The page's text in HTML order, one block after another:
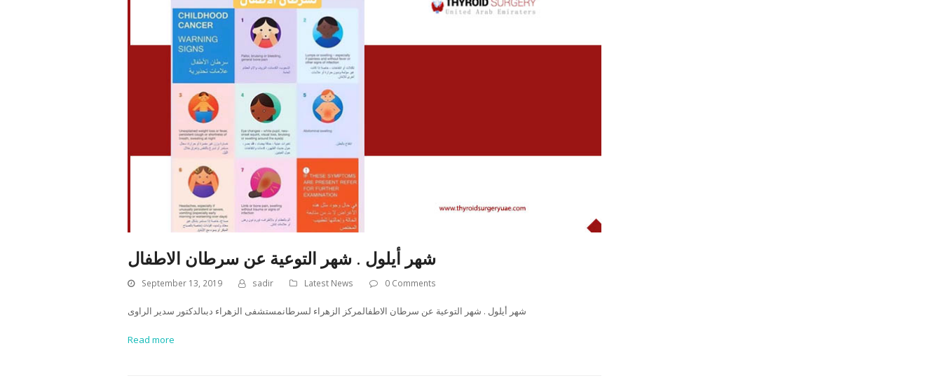
شهر أيلول . شهر التوعية عن سرطان الاطفال
September 13, 2019 sadir Latest News 0 Comments
شهر أيلول . شهر التوعية عن سرطان الاطفالمركز الزهراء لسرطانمستشفى الزهراء دبىالدكتور سدير الراوى
Read more